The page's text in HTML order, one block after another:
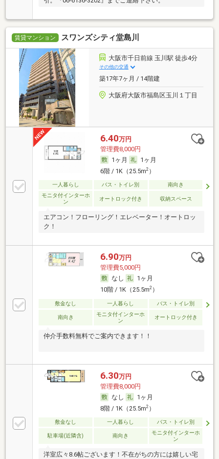
賃貸マンション スワンズシティ堂島川
大阪市千日前線 玉川駅 徒歩4分
その他の交通
築17年7ヶ月 / 14階建
大阪府大阪市福島区玉川１丁目
6.40万円
管理費8,000円
1ヶ月
1ヶ月
6階 / 1K（25.5m2）
一人暮らし バス・トイレ別
南向き
モニタ付インターホ
ン
オートロック付き 収納スペース
エアコン！フローリング！エレベーター！オートロッ
ク！
6.90万円
管理費5,000円
なし
1ヶ月
10階 / 1K（25.5m2）
敷金なし 一人暮らし バス・トイレ別
南向き
モニタ付インターホ
ン
オートロック付き
仲介手数料無料でご案内できます！！
6.30万円
管理費8,000円
なし
1ヶ月
8階 / 1K（25.5m2）
敷金なし 一人暮らし バス・トイレ別
駐車場(近隣含) 南向き
モニタ付インターホ
ン
洋室広々8.6帖ございます！不在がちの方には嬉しい宅